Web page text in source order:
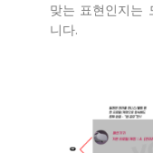
맞는 표현인지는
니다.